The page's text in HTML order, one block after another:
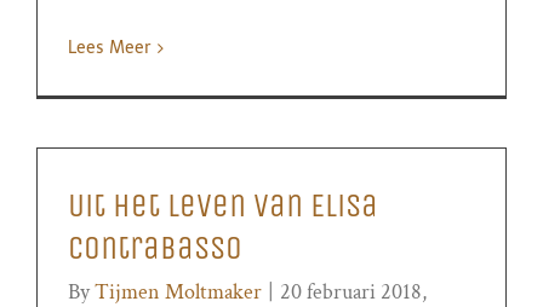
Lees Meer
Uit het leven van Elisa
Contrabasso
ByTijmen Moltmaker
20 februari 2018,